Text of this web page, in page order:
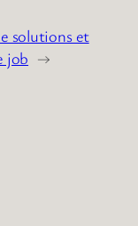
solutions et
job →